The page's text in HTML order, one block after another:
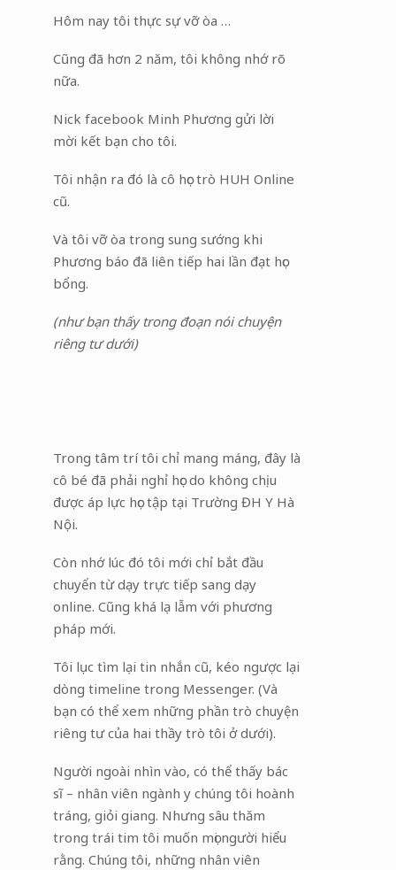
Hôm nay tôi thực sự vỡ òa …
Cũng đã hơn 2 năm, tôi không nhớ rõ
nữa.
Nick facebook Minh Phương gửi lời
mời kết bạn cho tôi.
Tôi nhận ra đó là cô học trò HUH Online
cũ.
Và tôi vỡ òa trong sung sướng khi
Phương báo đã liên tiếp hai lần đạt học
bổng.
(như bạn thấy trong đoạn nói chuyện
riêng tư dưới)
Trong tâm trí tôi chỉ mang máng, đây là
cô bé đã phải nghỉ học do không chịu
được áp lực học tập tại Trường ĐH Y Hà
Nội.
Còn nhớ lúc đó tôi mới chỉ bắt đầu
chuyển từ dạy trực tiếp sang dạy
online. Cũng khá lạ lẫm với phương
pháp mới.
Tôi lục tìm lại tin nhắn cũ, kéo ngược lại
dòng timeline trong Messenger. (Và
bạn có thể xem những phần trò chuyện
riêng tư của hai thầy trò tôi ở dưới).
Người ngoài nhìn vào, có thể thấy bác
sĩ – nhân viên ngành y chúng tôi hoành
tráng, giỏi giang. Nhưng sâu thăm
trong trái tim tôi muốn mọi người hiểu
rằng. Chúng tôi, những nhân viên